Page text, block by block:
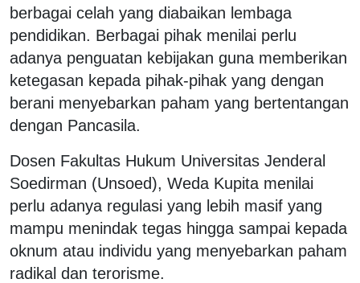
berbagai celah yang diabaikan lembaga
pendidikan. Berbagai pihak menilai perlu
adanya penguatan kebijakan guna memberikan
ketegasan kepada pihak-pihak yang dengan
berani menyebarkan paham yang bertentangan
dengan Pancasila.
Dosen Fakultas Hukum Universitas Jenderal
Soedirman (Unsoed), Weda Kupita menilai
perlu adanya regulasi yang lebih masif yang
mampu menindak tegas hingga sampai kepada
oknum atau individu yang menyebarkan paham
radikal dan terorisme.